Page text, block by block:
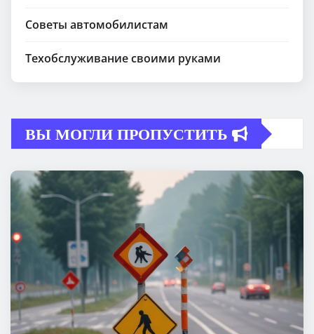
Советы автомобилистам
Техобслуживание своими руками
ВЫ МОГЛИ ПРОПУСТИТЬ